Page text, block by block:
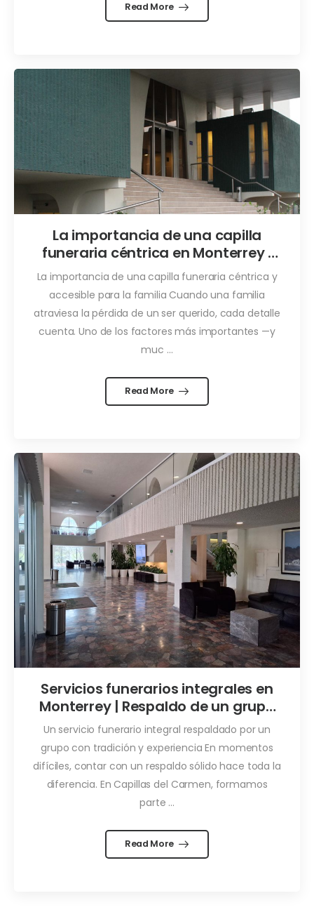
Read More
La importancia de una capilla
funeraria céntrica en Monterrey |
Acceso y tranquilidad
La importancia de una capilla funeraria céntrica y
accesible para la familia Cuando una familia
atraviesa la pérdida de un ser querido, cada detalle
cuenta. Uno de los factores más importantes —y
muc ...
Read More
Servicios funerarios integrales en
Monterrey | Respaldo de un grupo
con tradición
Un servicio funerario integral respaldado por un
grupo con tradición y experiencia En momentos
difíciles, contar con un respaldo sólido hace toda la
diferencia. En Capillas del Carmen, formamos
parte ...
Read More